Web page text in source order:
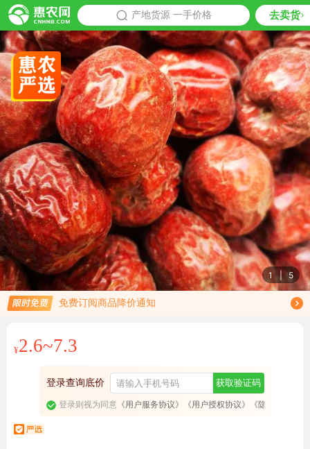
产地货源 一手价格 去卖货
推荐
1 | 5
限时免费订阅红枣行情趋势
免费订阅商品降价通知
¥2.6~7.3
登录查询底价 获取验证码
登录则视为同意《用户服务协议》 《用户授权协议》 《隐私政策》